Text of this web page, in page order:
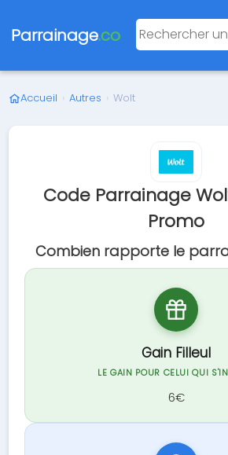
Parrainage.co
Accueil › Autres › Wolt
Code Parrainage
Promo
Combien rapporte le
Gain Filleul
LE GAIN POUR CELUI QUI
6€